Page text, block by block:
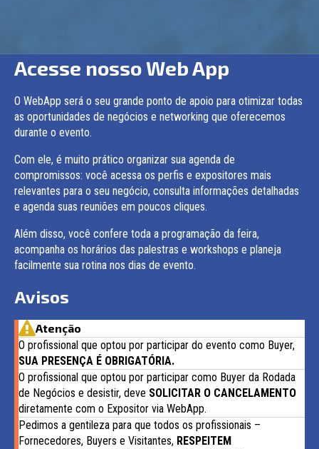
Acesse nosso Web App
O WebApp será o seu grande ponto de apoio para otimizar todas
as oportunidades de negócios e networking que oferecemos
durante o evento.
Com ele, é muito prático organizar sua agenda de
compromissos: você acessa os perfis e expositores mais
relevantes para o seu negócio, consulta informações detalhadas
e agenda suas reuniões em poucos cliques.
Além disso, você confere toda a programação da feira,
acompanha os horários das palestras e workshops e planeja
facilmente sua rotina nos dias de evento.
Avisos
Atenção
O profissional que optou por participar do evento como Buyer,
SUA PRESENÇA É OBRIGATÓRIA.
O profissional que optou por participar como Buyer da Rodada
de Negócios e desistir, deve SOLICITAR O CANCELAMENTO
diretamente com o Expositor via WebApp.
Pedimos a gentileza para que todos os profissionais –
Fornecedores, Buyers e Visitantes, RESPEITEM